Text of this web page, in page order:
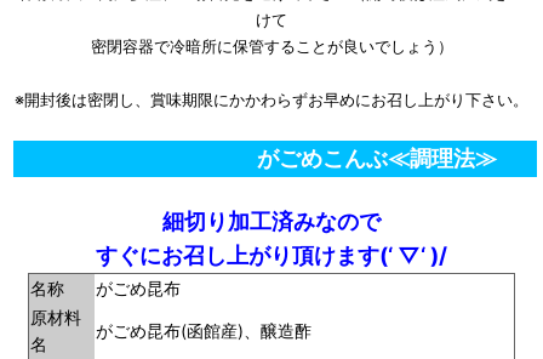
けて
密閉容器で冷暗所に保管することが良いでしょう）
※開封後は密閉し、賞味期限にかかわらずお早めにお召し上がり下さい。
がごめこんぶ≪調理法≫
細切り加工済みなので
すぐにお召し上がり頂けます(‘ ▽‘ )/
名称
がごめ昆布
原材料
名
がごめ昆布(函館産)、醸造酢